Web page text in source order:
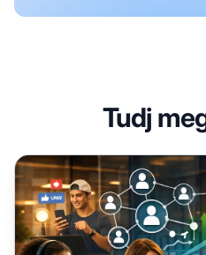
Tudj
Affiliate marketing vagy